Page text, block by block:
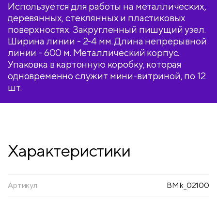
Используется для работы на металлических,
деревянных, стеклянных и пластиковых
поверхностях. Закругленный пишущий узел.
Ширина линии - 2-4 мм. Длина непрерывной
линии - 600 м. Металлический корпус.
Упаковка в картонную коробку, которая
одновременно служит мини-витриной, по 12
шт.
Характеристики
Артикул BMk_02100